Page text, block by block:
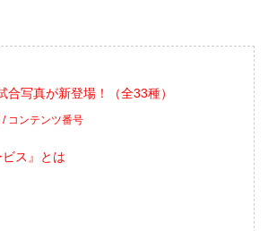
合写真が新登場！（全33種）
/ コンテンツ番号
ビス』とは